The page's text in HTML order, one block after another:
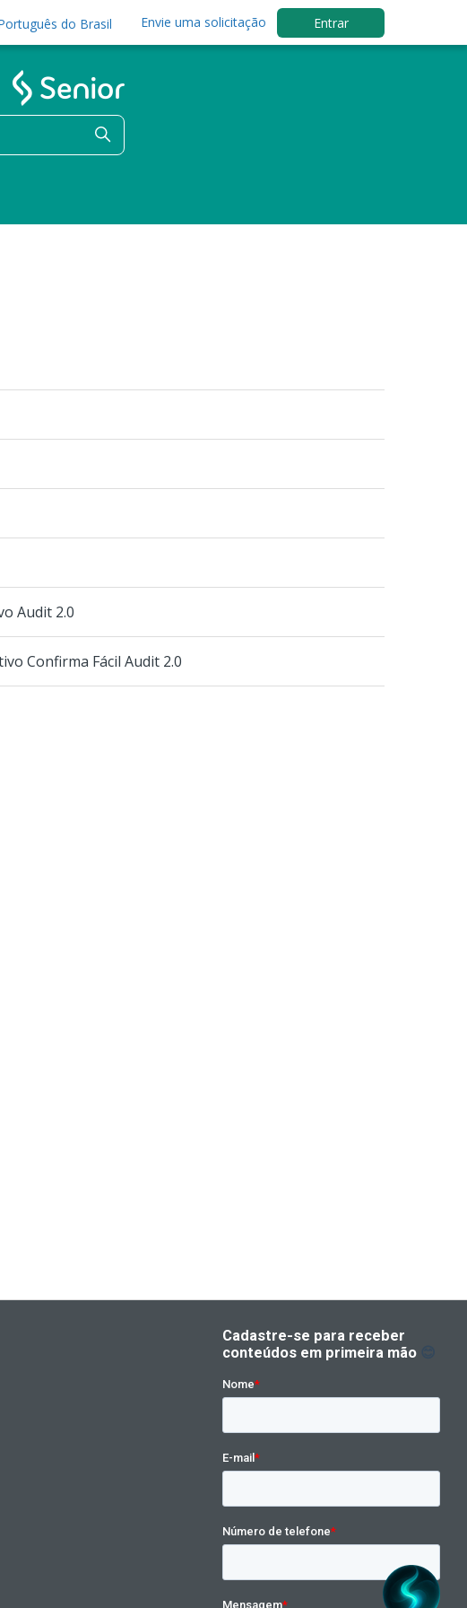
do Brasil Envie uma solicitação Entrar
Audit 2.0
Confirma Fácil Audit 2.0